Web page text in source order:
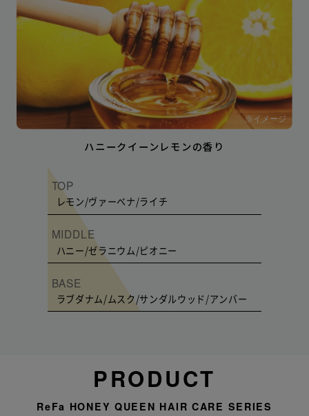
※イメージ
ハニークイーンレモンの香り
TOP
レモン/ヴァーベナ/ライチ
MIDDLE
ハニー/ゼラニウム/ピオニー
BASE
ラブダナム/ムスク/サンダルウッド/アンバー
PRODUCT
ReFa HONEY QUEEN HAIR CARE SERIES